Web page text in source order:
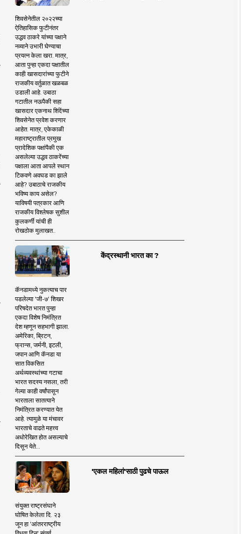
शिवसेनेतील २०२२च्या
ऐतिहासिक फुटीनंतर
उद्धव ठाकरे यांच्या पक्षाने
नव्याने उभारी घेण्याचा
प्रयत्न केला खरा. मात्र,
आता पुन्हा एकदा पक्षातील
काही खासदारांच्या फुटीने
राजकीय वर्तुळात खळबळ
उडाली आहे. उबाठा
गटातील नऊपैकी सहा
खासदार एकनाथ शिंदेंच्या
शिवसेनेत प्रवेश करणार
आहेत. मात्र, एकेकाळी
महाराष्ट्रातील प्रमुख
प्रादेशिक पक्षांपैकी एक
असलेल्या उद्धव ठाकरेंच्या
पक्षाला आता आपले स्थान
टिकवणे अवघड का झाले
आहे? उबाठाचे राजकीय
भविष्य काय असेल?
याविषयी पत्रकार आणि
राजकीय विश्लेषक सुशील
कुलकर्णी यांची ही
रोखठोक मुलाखत..
केंद्रस्थानी भारत का ?
कॅनडामध्ये नुकत्याच पार
पडलेल्या 'जी-७' शिखर
परिषदेत भारत पुन्हा
एकदा विशेष निमंत्रित
देश म्हणून सहभागी झाला.
अमेरिका, ब्रिटन,
फ्रान्स, जर्मनी, इटली,
जपान आणि कॅनडा या
सात विकसित
अर्थव्यवस्थांच्या गटाचा
भारत सदस्य नसला, तरी
गेल्या काही वर्षांपासून
भारताला सातत्याने
निमंत्रित करण्यात येत
आहे. त्यामुळे या मंचावर
भारताचे वाढते महत्त्व
अधोरेखित होत असल्याचे
दिसून येते...
'एकल महिलां'साठी पुढचे पाऊल
संयुक्त राष्ट्रसंघाने
घोषित केलेला दि. २३
जून हा 'आंतरराष्ट्रीय